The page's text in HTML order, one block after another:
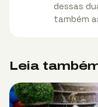
dessas
também
Leia